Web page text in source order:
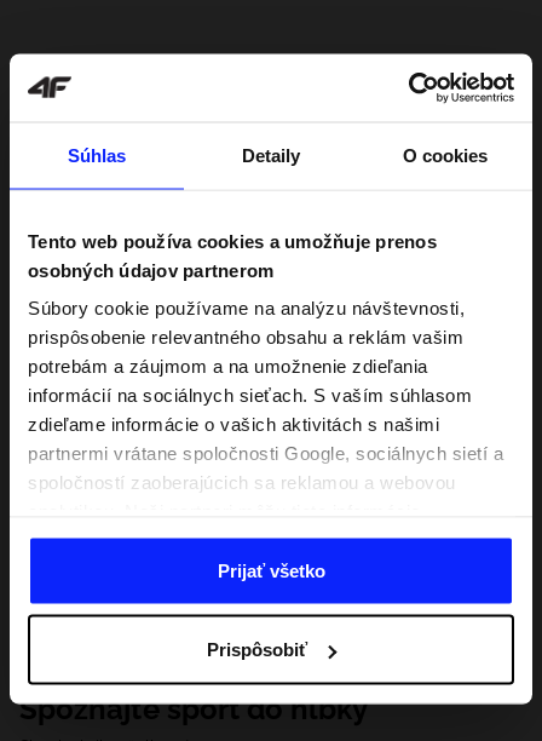
Súhlas Detaily O cookies
Tento web používa cookies a umožňuje prenos
osobných údajov partnerom
Súbory cookie používame na analýzu návštevnosti,
prispôsobenie relevantného obsahu a reklám vašim
potrebám a záujmom a na umožnenie zdieľania
informácií na sociálnych sieťach. S vaším súhlasom
zdieľame informácie o vašich aktivitách s našimi
partnermi vrátane spoločnosti Google, sociálnych sietí a
spoločností zaoberajúcich sa reklamou a webovou
kombinovať s inými, ktoré poskytnete mimo tejto
webovej stránky, ako aj s údajmi, ktoré získajú v
dôsledku vášho používania ich služieb. S vaším
našim partnerom, aby sme zacielili a zlepšili spôsob
zobrazovania online reklamy, vykonali analytický
prieskum, upravili obsah a zlepšili riešenia ponúkané
Prijať všetko
Prispôsobiť
Spoznajte šport do hĺbky